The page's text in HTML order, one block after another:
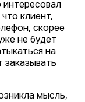
интересовал
клиент,
скорее
не будет
на
заказывать
мысль,